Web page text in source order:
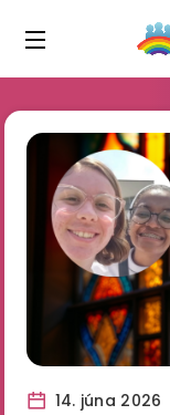
14. júna 2026